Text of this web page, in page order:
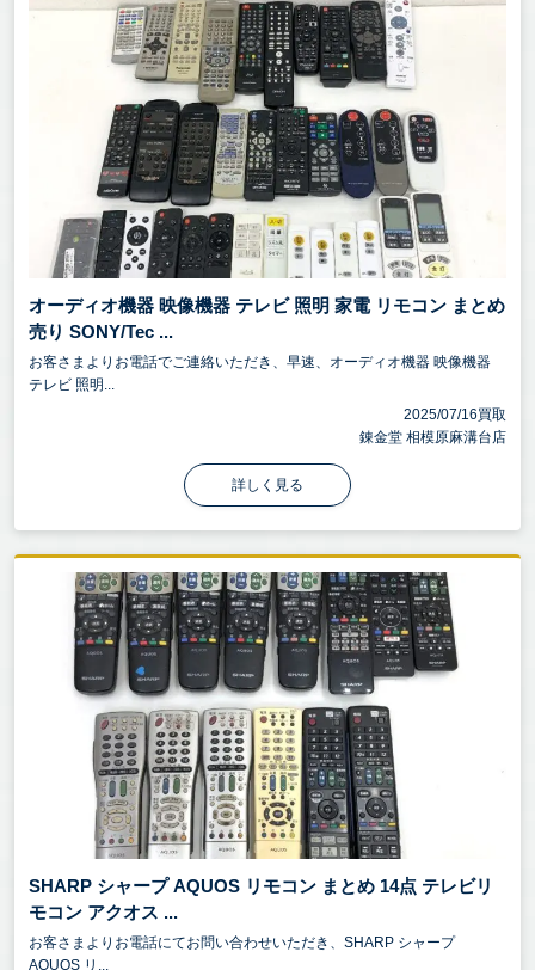
オーディオ機器 映像機器 テレビ 照明 家電 リモコン まとめ
売り SONY/Tec ...
お客さまよりお電話でご連絡いただき、早速、オーディオ機器 映像機器
テレビ 照明...
2025/07/16買取
錬金堂 相模原麻溝台店
詳しく見る
SHARP シャープ AQUOS リモコン まとめ 14点 テレビリ
モコン アクオス ...
お客さまよりお電話にてお問い合わせいただき、SHARP シャープ
AQUOS リ...